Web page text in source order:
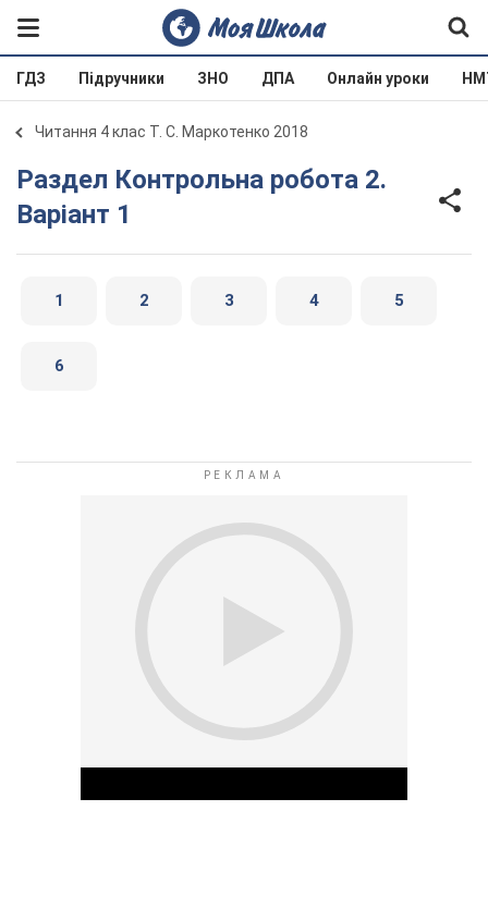
ГДЗ Підручники ЗНО ДПА Онлайн уроки
Читання 4 клас Т. С. Маркотенко 2018
Раздел Контрольна робота 2.
Варіант 1
1 2 3 4 5
6